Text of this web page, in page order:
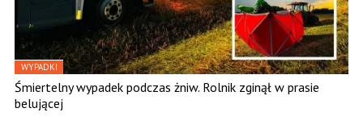
WYPADKI
Śmiertelny wypadek podczas żniw. Rolnik zginął w prasie
belującej